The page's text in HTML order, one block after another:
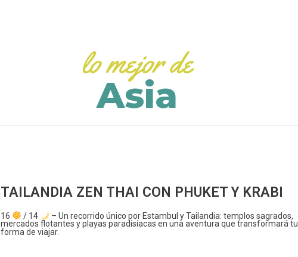
lo mejor de
Asia
TAILANDIA ZEN THAI CON PHUKET Y KRABI
16 / 14
– Un recorrido único por Estambul y Tailandia: templos sagrados,
mercados flotantes y playas paradisíacas en una aventura que transformará tu
forma de viajar.